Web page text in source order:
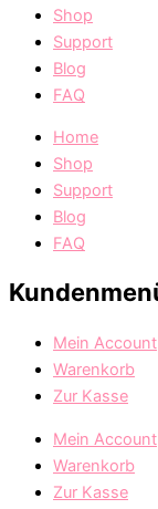
Shop
Support
Blog
FAQ
Home
Shop
Support
Blog
FAQ
Mein Account
Warenkorb
Zur Kasse
Mein Account
Warenkorb
Zur Kasse